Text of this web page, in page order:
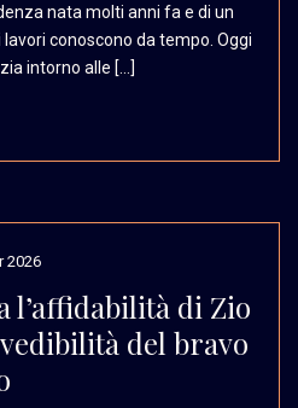
nata molti anni fa e di un
conoscono da tempo. Oggi
intorno alle […]
2026
l’affidabilità di Zio
del bravo